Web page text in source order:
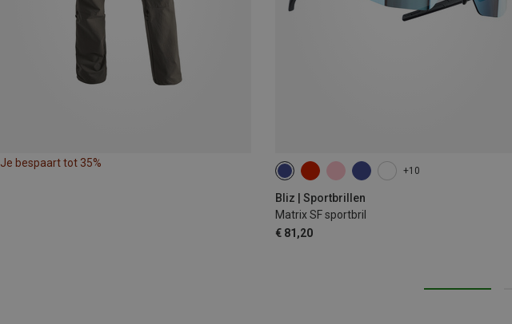
Je bespaart tot 35%
+10
Bliz | Sportbrillen
Matrix SF sportbril
€ 81,20